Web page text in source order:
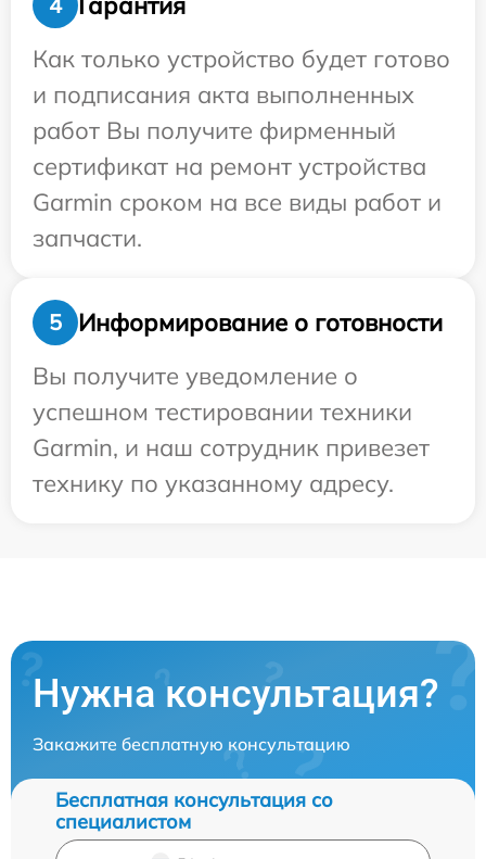
Как только устройство будет готово
и подписания акта выполненных
работ Вы получите фирменный
сертификат на ремонт устройства
Garmin сроком на все виды работ и
запчасти.
5
Информирование о готовности
Вы получите уведомление о
успешном тестировании техники
Garmin, и наш сотрудник привезет
технику по указанному адресу.
Нужна консультация?
Закажите бесплатную консультацию
Бесплатная консультация со
специалистом